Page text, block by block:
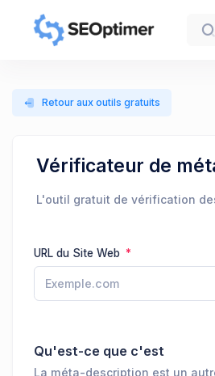
Retour aux outils gratuits
Vérificateur de
L'outil gratuit de vérification
URL du Site Web
Qu'est-ce que c'est
La méta-description est un